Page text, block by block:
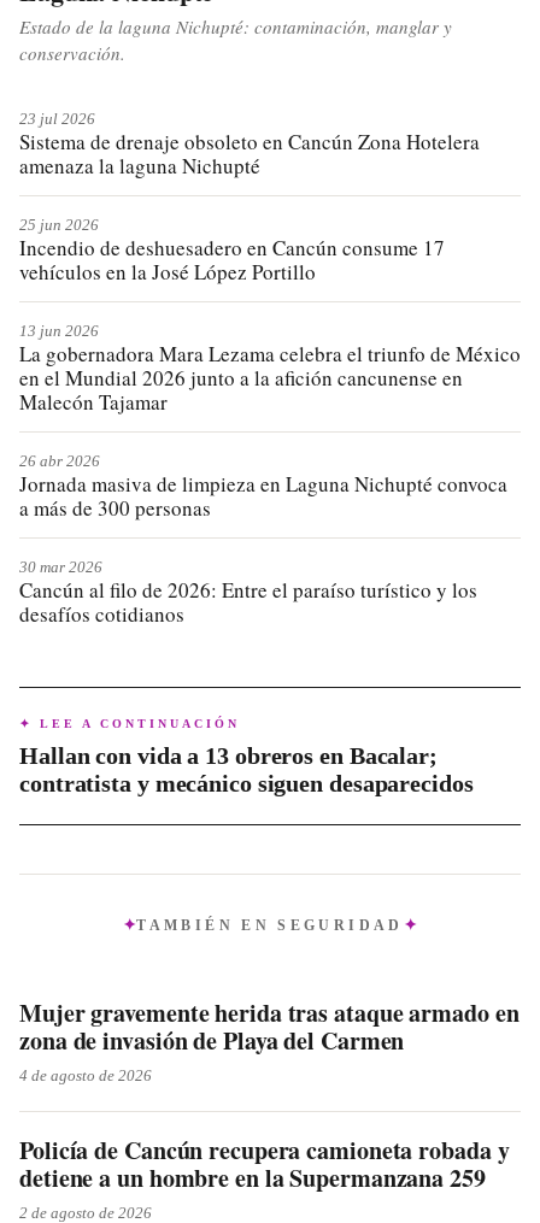
Estado de la laguna Nichupté: contaminación, manglar y
conservación.
23 jul 2026
Sistema de drenaje obsoleto en Cancún Zona Hotelera
amenaza la laguna Nichupté
25 jun 2026
Incendio de deshuesadero en Cancún consume 17
vehículos en la José López Portillo
13 jun 2026
La gobernadora Mara Lezama celebra el triunfo de México
en el Mundial 2026 junto a la afición cancunense en
Malecón Tajamar
26 abr 2026
Jornada masiva de limpieza en Laguna Nichupté convoca
a más de 300 personas
30 mar 2026
Cancún al filo de 2026: Entre el paraíso turístico y los
desafíos cotidianos
✦ LEE A CONTINUACIÓN
Hallan con vida a 13 obreros en Bacalar;
contratista y mecánico siguen desaparecidos
TAMBIÉN ENSEGURIDAD
Mujer gravemente herida tras ataque armado en
zona de invasión de Playa del Carmen
4 de agosto de 2026
Policía de Cancún recupera camioneta robada y
detiene a un hombre en la Supermanzana 259
2 de agosto de 2026